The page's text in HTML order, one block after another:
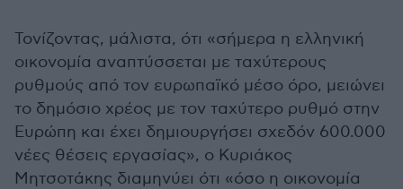
Τονίζοντας, μάλιστα, ότι «σήμερα η ελληνική
οικονομία αναπτύσσεται με ταχύτερους
ρυθμούς από τον ευρωπαϊκό μέσο όρο, μειώνει
το δημόσιο χρέος με τον ταχύτερο ρυθμό στην
Ευρώπη και έχει δημιουργήσει σχεδόν 600.000
νέες θέσεις εργασίας», ο Κυριάκος
Μητσοτάκης διαμηνύει ότι «όσο η οικονομία